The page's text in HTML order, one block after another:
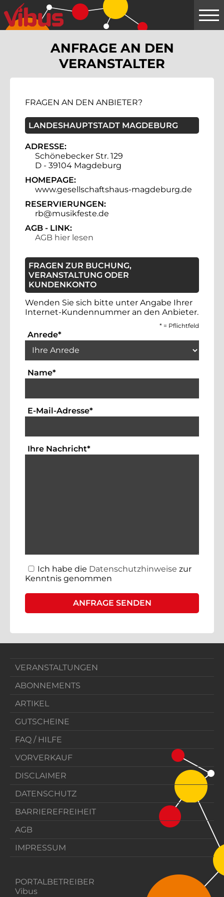
Springe
zum
Hauptinhalt
ANFRAGE AN DEN
VERANSTALTER
FRAGEN AN DEN ANBIETER?
LANDESHAUPTSTADT MAGDEBURG
ADRESSE:
Schönebecker Str. 129
D - 39104 Magdeburg
HOMEPAGE:
www.gesellschaftshaus-magdeburg.de
RESERVIERUNGEN:
rb@musikfeste.de
AGB - LINK:
AGB hier lesen
FRAGEN ZUR BUCHUNG,
VERANSTALTUNG ODER
KUNDENKONTO
Wenden Sie sich bitte unter Angabe Ihrer
Internet-Kundennummer an den Anbieter.
* = Pflichtfeld
Anrede*Auswahlbox für die Anrede. Dies ist
Name*Textfeld für die Eingabe Ihres Namens.
E-Mail-Adresse*Textfeld für die Eingabe der
Ihre Nachricht*Bitte geben Sie hier Ihre
Ich habe die Datenschutzhinweise zur
Kenntnis genommen
VERANSTALTUNGEN
ABONNEMENTS
ARTIKEL
GUTSCHEINE
FAQ / HILFE
VORVERKAUF
DISCLAIMER
DATENSCHUTZ
BARRIEREFREIHEIT
AGB
IMPRESSUM
PORTALBETREIBER
Vibus